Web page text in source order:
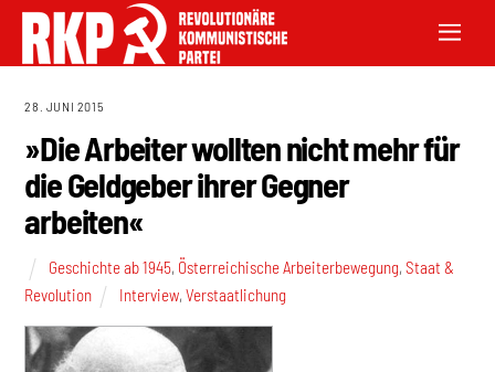
28. JUNI 2015
»Die Arbeiter wollten nicht mehr für
die Geldgeber ihrer Gegner
arbeiten«
Geschichte ab 1945, Österreichische Arbeiterbewegung, Staat &
Revolution
Interview, Verstaatlichung